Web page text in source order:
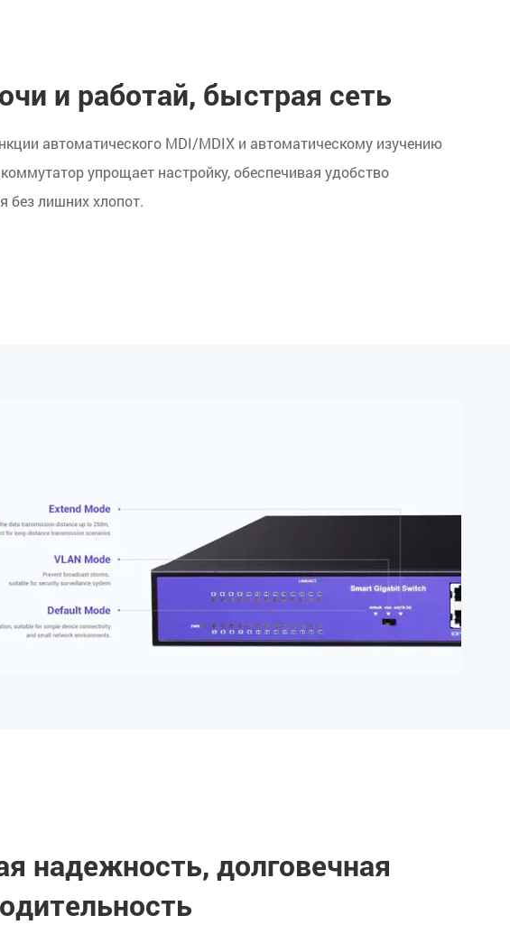
и работай, быстрая сеть
автоматического MDI/MDIX и автоматическому изучению
упрощает настройку, обеспечивая удобство
без лишних хлопот.
надежность, долговечная